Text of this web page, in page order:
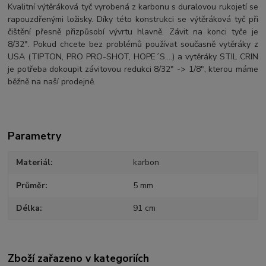
Kvalitní výtěráková tyč vyrobená z karbonu s duralovou rukojetí se
rapouzdřenými ložisky. Díky této konstrukci se výtěráková tyč při
čištění přesně přizpůsobí vývrtu hlavně. Závit na konci tyče je
8/32". Pokud chcete bez problémů používat současně vytěráky z
USA (TIPTON, PRO PRO-SHOT, HOPE´S….) a vytěráky STIL CRIN
je potřeba dokoupit závitovou redukci 8/32" -> 1/8", kterou máme
běžně na naší prodejně.
Parametry
Materiál karbon
Průměr 5 mm
Délka 91 cm
Zboží zařazeno v kategoriích